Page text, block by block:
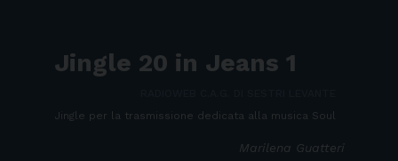
Jingle 20 in Jeans 1
Jingle per la trasmissione dedicata alla musica Soul
Marilena Guatteri